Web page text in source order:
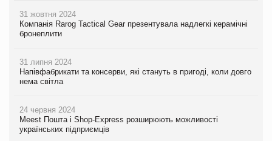
31 жовтня 2024
Компанія Rarog Tactical Gear презентувала надлегкі керамічні
бронеплити
31 липня 2024
Напівфабрикати та консерви, які стануть в пригоді, коли довго
нема світла
24 червня 2024
Meest Пошта і Shop-Express розширюють можливості
українських підприємців